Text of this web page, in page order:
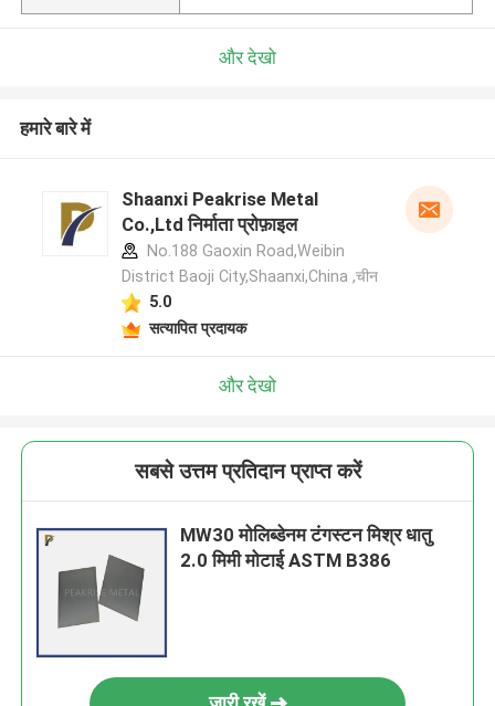
और देखो
हमारे बारे में
Shaanxi Peakrise Metal
Co.,Ltd निर्माता प्रोफ़ाइल
No.188 Gaoxin Road,Weibin
District Baoji City,Shaanxi,China ,चीन
5.0
सत्यापित प्रदायक
और देखो
सबसे उत्तम प्रतिदान प्राप्त करें
MW30 मोलिब्डेनम टंगस्टन मिश्र धातु
2.0 मिमी मोटाई ASTM B386